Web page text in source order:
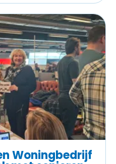
Woningbedrijf